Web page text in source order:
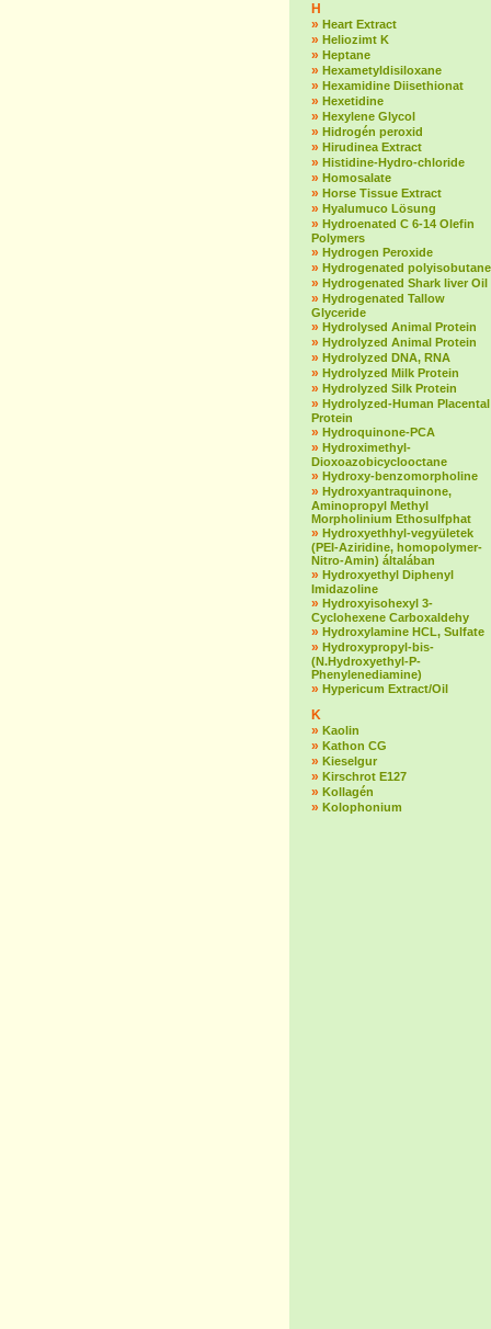
H
» Heart Extract
» Heliozimt K
» Heptane
» Hexametyldisiloxane
» Hexamidine Diisethionat
» Hexetidine
» Hexylene Glycol
» Hidrogén peroxid
» Hirudinea Extract
» Histidine-Hydro-chloride
» Homosalate
» Horse Tissue Extract
» Hyalumuco Lösung
» Hydroenated C 6-14 Olefin
Polymers
» Hydrogen Peroxide
» Hydrogenated polyisobutane
» Hydrogenated Shark liver Oil
» Hydrogenated Tallow
Glyceride
» Hydrolysed Animal Protein
» Hydrolyzed Animal Protein
» Hydrolyzed DNA, RNA
» Hydrolyzed Milk Protein
» Hydrolyzed Silk Protein
» Hydrolyzed-Human Placental
Protein
» Hydroquinone-PCA
» Hydroximethyl-
Dioxoazobicyclooctane
» Hydroxy-benzomorpholine
» Hydroxyantraquinone,
Aminopropyl Methyl
Morpholinium Ethosulfphat
» Hydroxyethhyl-vegyületek
(PEI-Aziridine, homopolymer-
Nitro-Amin) általában
» Hydroxyethyl Diphenyl
Imidazoline
» Hydroxyisohexyl 3-
Cyclohexene Carboxaldehy
» Hydroxylamine HCL, Sulfate
» Hydroxypropyl-bis-
(N.Hydroxyethyl-P-
Phenylenediamine)
» Hypericum Extract/Oil
K
» Kaolin
» Kathon CG
» Kieselgur
» Kirschrot E127
» Kollagén
» Kolophonium